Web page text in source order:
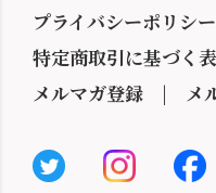
プライバシーポリシー
特定商取引に基づく
メルマガ登録 | メ